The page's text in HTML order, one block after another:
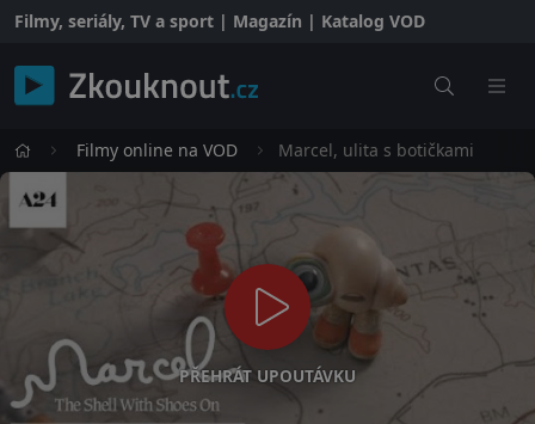
Filmy, seriály, TV a sport | Magazín | Katalog VOD
Filmy online na VOD Marcel, ulita s botičkami
PŘEHRÁT UPOUTÁVKU